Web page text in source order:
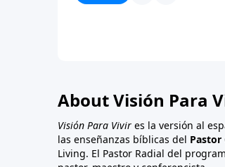
About Visión Para
Visión Para Vivir es la versión al
las enseñanzas bíblicas del Pastor
Living. El Pastor Radial del